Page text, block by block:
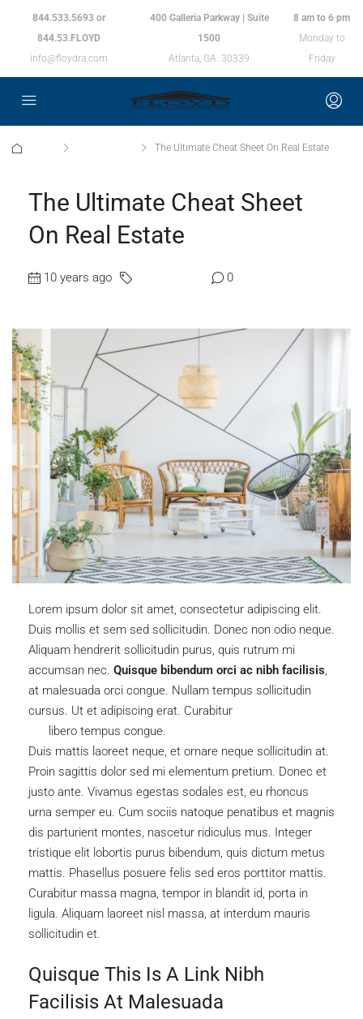
844.533.5693 or
844.53.FLOYD
info@floydra.com
400 Galleria Parkway | Suite
1500
Atlanta, GA. 30339
8 am to 6 pm
Monday to
Friday
The Ultimate Cheat Sheet On Real Estate
The Ultimate Cheat Sheet
On Real Estate
10 years ago 0
Lorem ipsum dolor sit amet, consectetur adipiscing elit.
Duis mollis et sem sed sollicitudin. Donec non odio neque.
Aliquam hendrerit sollicitudin purus, quis rutrum mi
accumsan nec. Quisque bibendum orci ac nibh facilisis
at malesuada orci congue. Nullam tempus sollicitudin
cursus. Ut et adipiscing erat. Curabitur
libero tempus congue.
Duis mattis laoreet neque, et ornare neque sollicitudin at.
Proin sagittis dolor sed mi elementum pretium. Donec et
justo ante. Vivamus egestas sodales est, eu rhoncus
urna semper eu. Cum sociis natoque penatibus et magnis
dis parturient montes, nascetur ridiculus mus. Integer
tristique elit lobortis purus bibendum, quis dictum metus
mattis. Phasellus posuere felis sed eros porttitor mattis.
Curabitur massa magna, tempor in blandit id, porta in
ligula. Aliquam laoreet nisl massa, at interdum mauris
sollicitudin et.
Quisque This Is A Link Nibh
Facilisis At Malesuada